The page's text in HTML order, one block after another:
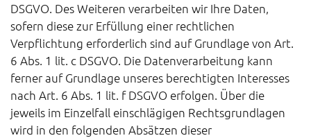
DSGVO. Des Weiteren verarbeiten wir Ihre Daten,
sofern diese zur Erfüllung einer rechtlichen
Verpflichtung erforderlich sind auf Grundlage von Art.
6 Abs. 1 lit. c DSGVO. Die Datenverarbeitung kann
ferner auf Grundlage unseres berechtigten Interesses
nach Art. 6 Abs. 1 lit. f DSGVO erfolgen. Über die
jeweils im Einzelfall einschlägigen Rechtsgrundlagen
wird in den folgenden Absätzen dieser